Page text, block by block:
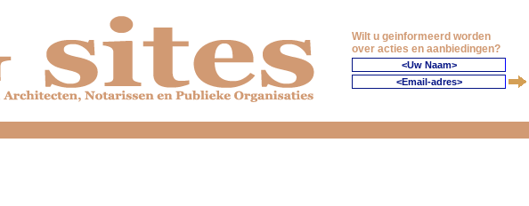
Wilt u geinformeerd worden
over acties en aanbiedingen?